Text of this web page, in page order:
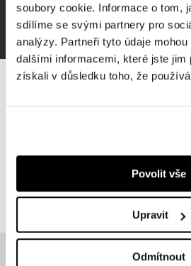
soubory cookie. Informace o tom,
sdílíme se svými partnery pro
analýzy. Partneři tyto údaje
dalšími informacemi, které jste jim
získali v důsledku toho, že
Povolit vše
Upravit
Odmítnout
Gorilla Sports Tejpovací páska,